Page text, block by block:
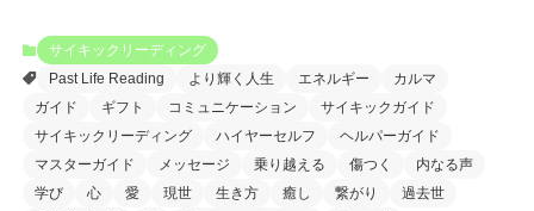
サイキックリーディング
Past Life Reading
より輝く人生 エネルギー
カルマ
ガイド
ギフト コミュニケーション
サイキックガイド
サイキックリーディング
ハイヤーセルフ
ヘルパーガイド
マスターガイド
メッセージ 乗り越える 傷つく
内なる声
学び
心 愛 現世 生き方 癒し 繋がり
過去世